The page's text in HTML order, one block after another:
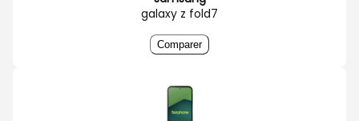
galaxy z fold7
Comparer